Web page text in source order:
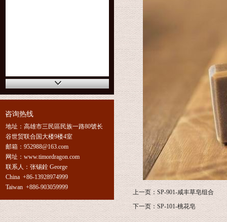
咨询热线
地址：高雄市三民區民族一路80號长
谷世贸联合国大楼9楼4室
邮箱：952988@163.com
网址：www.timordragon.com
联系人：张锡銓 George
China +86-13928974999
Taiwan +886-903059999
上一页： SP-901-咸丰草皂组合
下一页： SP-101-桃花皂